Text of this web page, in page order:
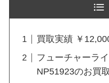
買取実績 ￥
フューチャーラ
NP51923のお買